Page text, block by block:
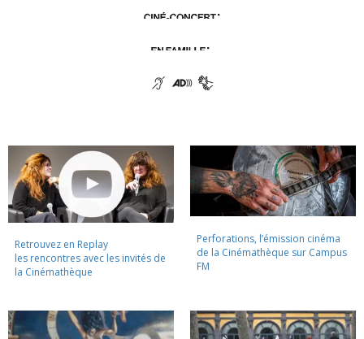
Retrouvez en Replay
les rencontres avec les invités de
la Cinémathèque
Perforations, l’émission cinéma
de la Cinémathèque sur Campus
FM